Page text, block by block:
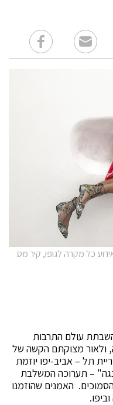
כל מקרה לגופו, קיר מס.
עולם התרבות
ולאור מצוקתם הקשה של
תל – אביב-יפו יוזמת
3 בשכונת נגה" – תערוכה המשלבת
האמנים שהוזמנו